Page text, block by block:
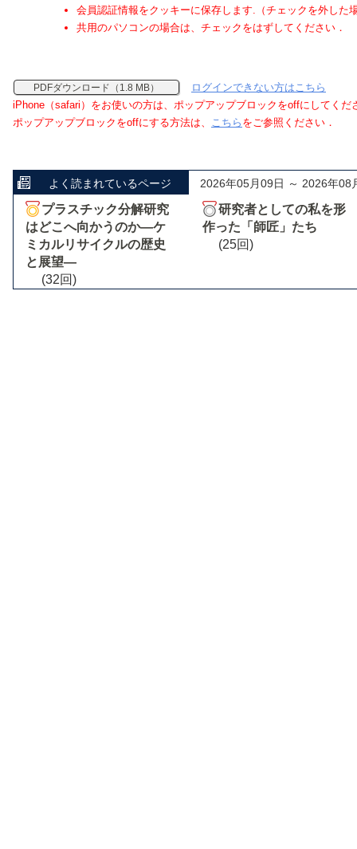
会員認証情報をクッキーに保存します.（チェックを外した
共用のパソコンの場合は、チェックをはずしてください．
PDFダウンロード（1.8 MB）
ログインできない方はこちら
iPhone（safari）をお使いの方は、ポップアップブロックをoffにしてくだ
ポップアップブロックをoffにする方法は、 こちら をご参照ください．
よく読まれているページ 2026年05月09日 ～ 2026年08
プラスチック分解研究
はどこへ向かうのか―ケ
ミカルリサイクルの歴史
と展望―
(32回)
研究者としての私を形
作った「師匠」たち
(25回)